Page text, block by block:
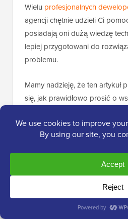
Wielu profesjonalnych
agencji chętnie udzieli Ci
posiadają oni dużą wiedzę
lepiej przygotowani do
problemu.
Mamy nadzieję, że ten artykuł
się, jak prawidłowo prosić o
przewodnikiem na tematjak
asystentów do swojej witryny
najlepszych narzędzi do
odbiorczych do zarządzania e-
Jeśli podobał Ci się ten
po